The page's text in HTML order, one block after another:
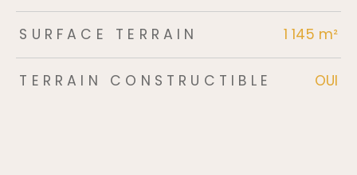
SURFACE TERRAIN 1 145 m²
TERRAIN CONSTRUCTIBLE OUI